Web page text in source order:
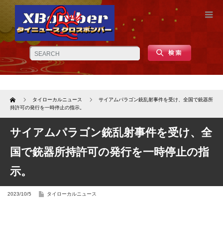
Home タイローカルニュース
サイアムパラゴン銃乱射事件を受け、全国で銃器所
持許可の発行を一時停止の指示。
サイアムパラゴン銃乱射事件を受け、全
国で銃器所持許可の発行を一時停止の指
示。
2023/10/5 タイローカルニュース